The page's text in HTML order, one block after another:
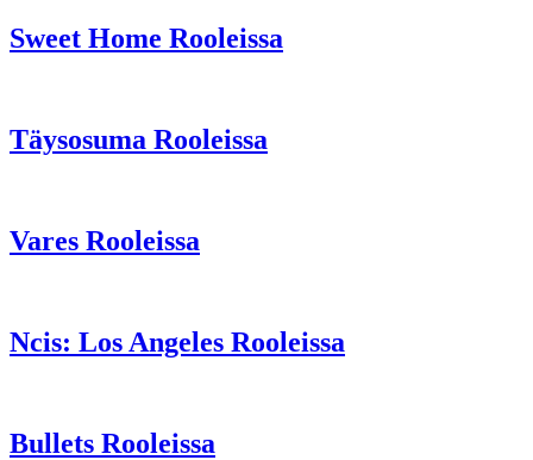
Sweet Home Rooleissa
Täysosuma Rooleissa
Vares Rooleissa
Ncis: Los Angeles Rooleissa
Bullets Rooleissa